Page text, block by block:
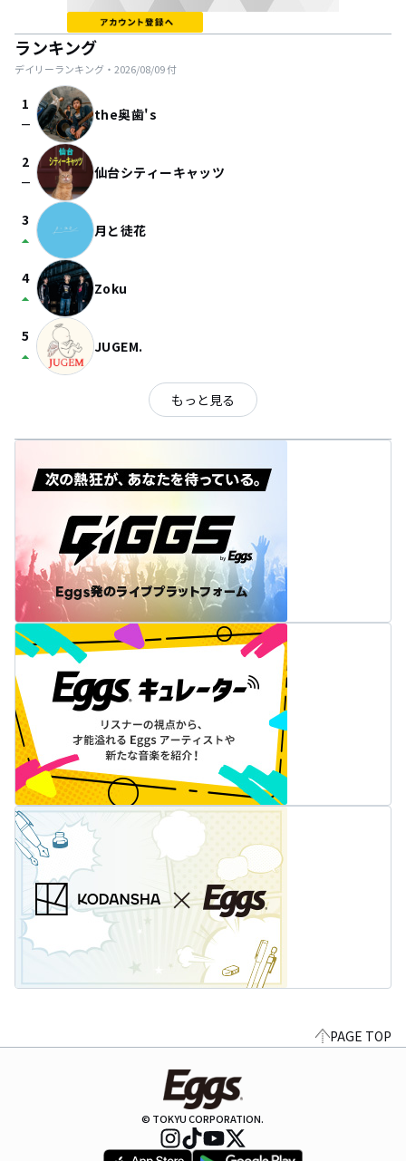
ランキング
デイリーランキング・ 2026/08/09付
1
check_indeterminate_small the奥歯's
2
check_indeterminate_small 仙台シティーキャッツ
3
arrow_drop_up 月と徒花
4
arrow_drop_up Zoku
5
arrow_drop_up JUGEM.
もっと見る
PAGE TOP
© TOKYU CORPORATION.